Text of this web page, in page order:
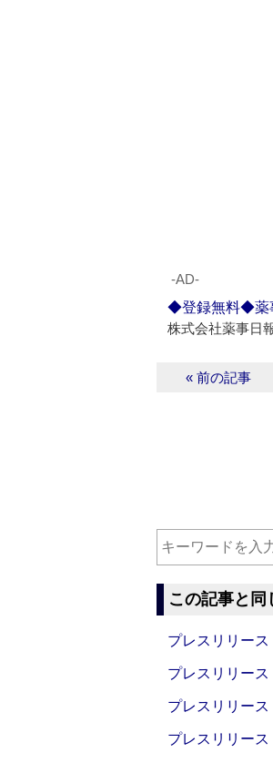
‐AD‐
◆登録無料◆薬
株式会社薬事日
« 前の記事
この記事と同
プレスリリー
プレスリリー
プレスリリー
プレスリリー